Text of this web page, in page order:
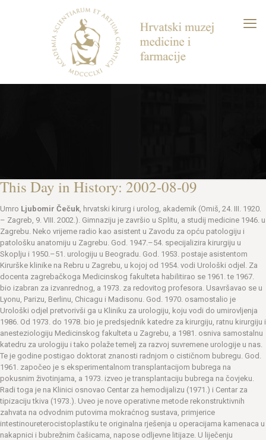
This Day in History: 2002-08-09
Umro Ljubomir Čečuk, hrvatski kirurg i urolog, akademik (Omiš, 24. III. 1920.
– Zagreb, 9. VIII. 2002.). Gimnaziju je završio u Splitu, a studij medicine 1946. u
Zagrebu. Neko vrijeme radio kao asistent u Zavodu za opću patologiju i
patološku anatomiju u Zagrebu. God. 1947.–54. specijalizira kirurgiju u
Skoplju i 1950.–51. urologiju u Beogradu. God. 1953. postaje asistentom
Kirurške klinike na Rebru u Zagrebu, u kojoj od 1954. vodi Urološki odjel. Za
docenta zagrebačkoga Medicinskog fakulteta habilitirao se 1961. te 1967.
bio izabran za izvanrednog, a 1973. za redovitog profesora. Usavršavao se u
Lyonu, Parizu, Berlinu, Chicagu i Madisonu. God. 1970. osamostalio je
Urološki odjel pretvorivši ga u Kliniku za urologiju, koju vodi do umirovljenja
1986. Od 1973. do 1978. bio je predsjednik katedre za kirurgiju, ratnu kirurgiju i
anesteziologiju Medicinskog fakulteta u Zagrebu, a 1981. osniva samostalnu
katedru za urologiju i tako polaže temelj za razvoj suvremene urologije u nas.
Te je godine postigao doktorat znanosti radnjom o cističnom bubregu. God.
1961. započeo je s eksperimentalnom transplantacijom bubrega na
pokusnim životinjama, a 1973. izveo je transplantaciju bubrega na čovjeku.
Radi toga je na Klinici osnovao Centar za hemodijalizu (1971.) i Centar za
tipizaciju tkiva (1973.). Uveo je nove operativne metode rekonstruktivnih
zahvata na odvodnim putovima mokraćnog sustava, primjerice
intestinoureterocistoplastiku te originalna rješenja u operacijama kamenaca u
nakapnici i bubrežnim čašicama, napose odljevne litijaze. U liječenju